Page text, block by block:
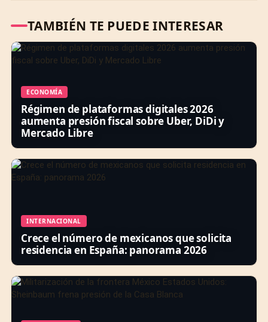
TAMBIÉN TE PUEDE INTERESAR
ECONOMÍA
Régimen de plataformas digitales 2026
aumenta presión fiscal sobre Uber, DiDi y
Mercado Libre
INTERNACIONAL
Crece el número de mexicanos que solicita
residencia en España: panorama 2026